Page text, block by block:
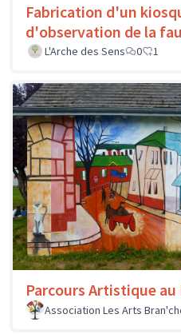
Fabrication d'un
d'observation de la
L'Arche des Sens
0 1
Parcours Artistique au
Association Les Arts